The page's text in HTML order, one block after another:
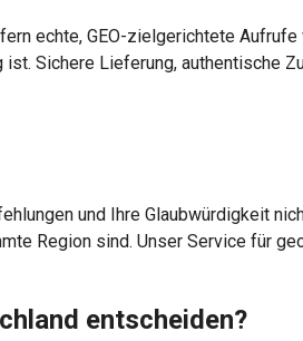
echte, GEO-zielgerichtete
Sichere Lieferung, authentische
und Ihre Glaubwürdigkeit
Region sind. Unser Service für
entscheiden?